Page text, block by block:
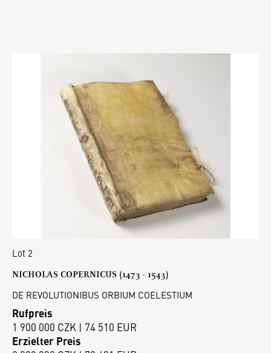
Lot 2
NICHOLAS COPERNICUS (1473 - 1543)
DE REVOLUTIONIBUS ORBIUM COELESTIUM
Rufpreis
1 900 000 CZK | 74 510 EUR
Erzielter Preis